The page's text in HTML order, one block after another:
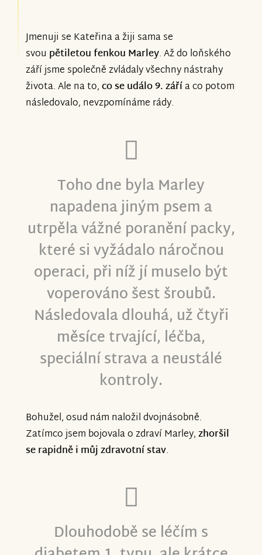
Jmenuji se Kateřina a žiji sama se
svou pětiletou fenkou Marley. Až do loňského
září jsme společně zvládaly všechny nástrahy
života. Ale na to,co se událo 9. zářía co potom
následovalo, nevzpomínáme rády.
Toho dne byla Marley
napadena jiným psem a
utrpěla vážné poranění packy,
které si vyžádalo náročnou
operaci, při níž jí muselo být
voperováno šest šroubů.
Následovala dlouhá, už čtyři
měsíce trvající, léčba,
speciální strava a neustálé
kontroly.
Bohužel, osud nám naložil dvojnásobně.
Zatímco jsem bojovala o zdraví Marley,zhoršil
se rapidně i můj zdravotní stav.
Dlouhodobě se léčím s